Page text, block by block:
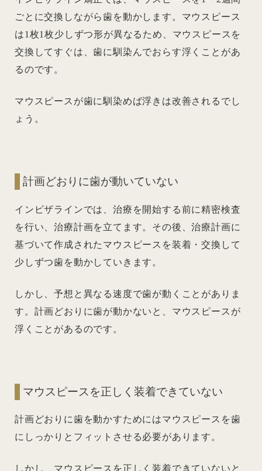
ごとに交換しながら歯を動かします。マウスピース
は1枚1枚少しずつ形が異なるため、マウスピースを
交換してすぐは、歯に馴染んでおらす浮くことがあ
るのです。
マウスピースが歯に馴染めば浮きは改善されるでし
ょう。
計画どおりに歯が動いていない
インビザラインでは、治療を開始する前に精密検査
を行い、治療計画を立てます。その後、治療計画に
基づいて作成されたマウスピースを装着・交換して
少しずつ歯を動かしていきます。
しかし、予想と異なる速度で歯が動くことがありま
す。計画どおりに歯が動かないと、マウスピースが
浮くことがあるのです。
マウスピースを正しく装着できていない
計画どおりに歯を動かすためにはマウスピースを歯
にしっかりとフィットさせる必要があります。
しかし、マウスピースを正しく装着できていないと